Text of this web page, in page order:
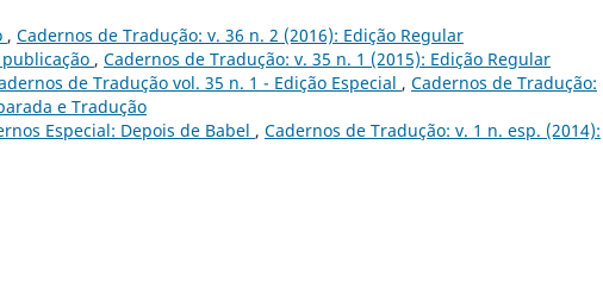
, Cadernos de Tradução: v. 36 n. 2 (2016): Edição Regular
, Cadernos de Tradução: v. 35 n. 1 (2015): Edição Regular
de Tradução vol. 35 n. 1 - Edição Especial , Cadernos de Tradução:
e Tradução
Especial: Depois de Babel , Cadernos de Tradução: v. 1 n. esp. (2014):